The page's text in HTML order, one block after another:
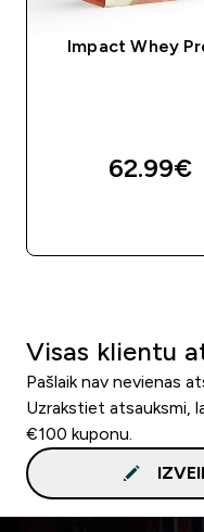
Impact Whey
62.99€‎
Visas klientu
Pašlaik nav nevienas
Uzrakstiet atsauksmi,
€100 kuponu.